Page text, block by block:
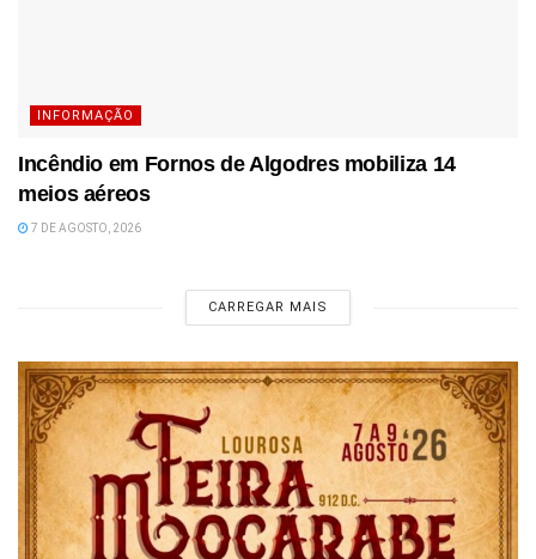
INFORMAÇÃO
Incêndio em Fornos de Algodres mobiliza 14
meios aéreos
7 DE AGOSTO, 2026
CARREGAR MAIS